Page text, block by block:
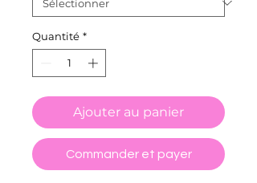
Quantité *
Ajouter au panier
Commander et payer